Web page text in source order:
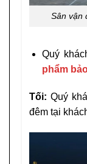
Sân vận
Quý
phẩm
Tối: Quý
đêm tại